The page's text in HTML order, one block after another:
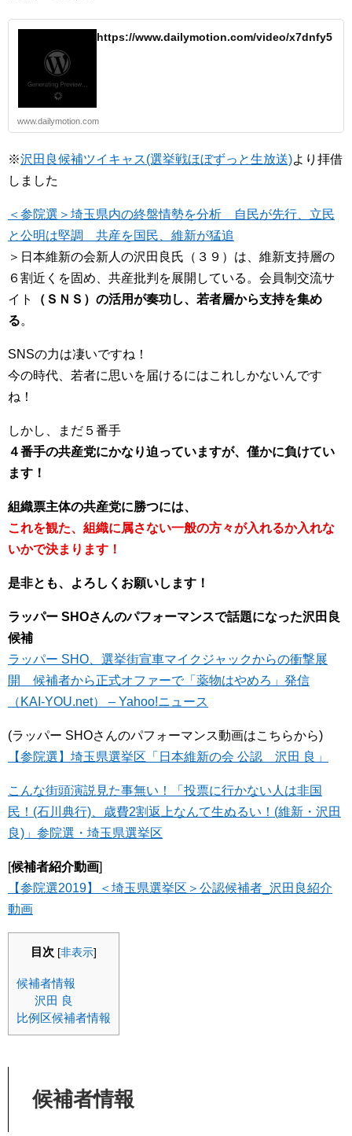
https://www.dailymotion.com/video/x7dnfy5
www.dailymotion.com
※沢田良候補ツイキャス(選挙戦ほぼずっと生放送)より拝借
しました
＜参院選＞埼玉県内の終盤情勢を分析 自民が先行、立民
と公明は堅調 共産を国民、維新が猛追
＞日本維新の会新人の沢田良氏（３９）は、維新支持層の
６割近くを固め、共産批判を展開している。会員制交流サ
イト
（ＳＮＳ）の活用が奏功し、若者層から支持を集め
る。
SNSの力は凄いですね！
今の時代、若者に思いを届けるにはこれしかないんです
ね！
しかし、まだ５番手
４番手の共産党にかなり迫っていますが、僅かに負けてい
ます！
組織票主体の共産党に勝つには、
これを観た、組織に属さない一般の方々が入れるか入れな
いかで決まります！
是非とも、よろしくお願いします！
ラッパー SHOさんのパフォーマンスで話題になった沢田良
候補
ラッパー SHO、選挙街宣車マイクジャックからの衝撃展
開 候補者から正式オファーで「薬物はやめろ」発信
（KAI-YOU.net） – Yahoo!ニュース
(ラッパー SHOさんのパフォーマンス動画はこちらから)
【参院選】埼玉県選挙区「日本維新の会 公認 沢田 良」
こんな街頭演説見た事無い！「投票に行かない人は非国
民！(石川典行)、歳費2割返上なんて生ぬるい！(維新・沢田
良)」参院選・埼玉県選挙区
[候補者紹介動画]
【参院選2019】＜埼玉県選挙区＞公認候補者_沢田良紹介
動画
目次 [非表示]
候補者情報
沢田 良
比例区候補者情報
候補者情報